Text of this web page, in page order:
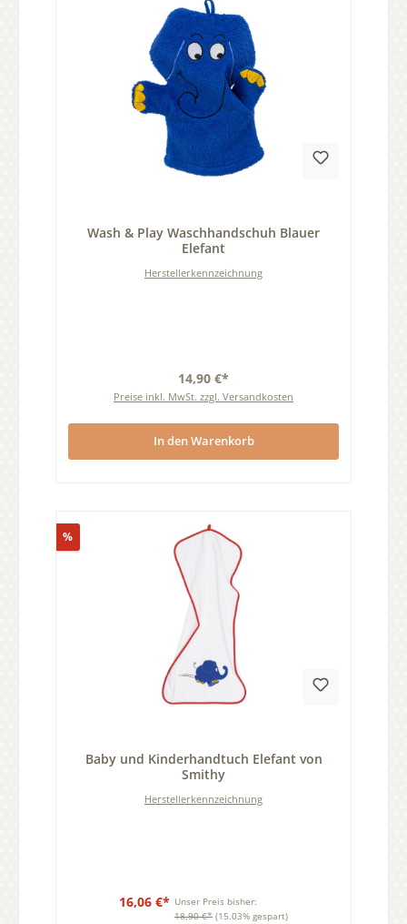
Wash & Play Waschhandschuh Blauer
Elefant
Herstellerkennzeichnung
14,90 €*
Preise inkl. MwSt. zzgl. Versandkosten
In den Warenkorb
%Rabatt
Baby und Kinderhandtuch Elefant von
Smithy
Herstellerkennzeichnung
16,06 €* Unser Preis bisher:
18,90 €* (15.03% gespart)